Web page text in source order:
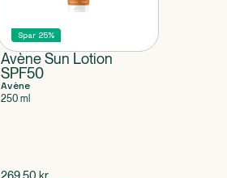
Spar 25%
Avène Sun Lotion
SPF50
Avène
250 ml
$gammel pris